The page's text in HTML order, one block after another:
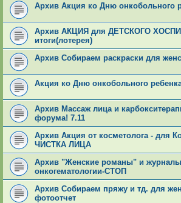
Архив Акция ко Дню онкобольного
Архив АКЦИЯ для ДЕТСКОГО
итоги(лотерея)
Архив Собираем раскраски для
Акция ко Дню онкобольного
Архив Массаж лица и
форума! 7.11
Архив Акция от косметолога - для
ЧИСТКА ЛИЦА
Архив "Женские романы" и
онкогематологии-СТОП
Архив Собираем пряжу и тд. для
фотоотчет